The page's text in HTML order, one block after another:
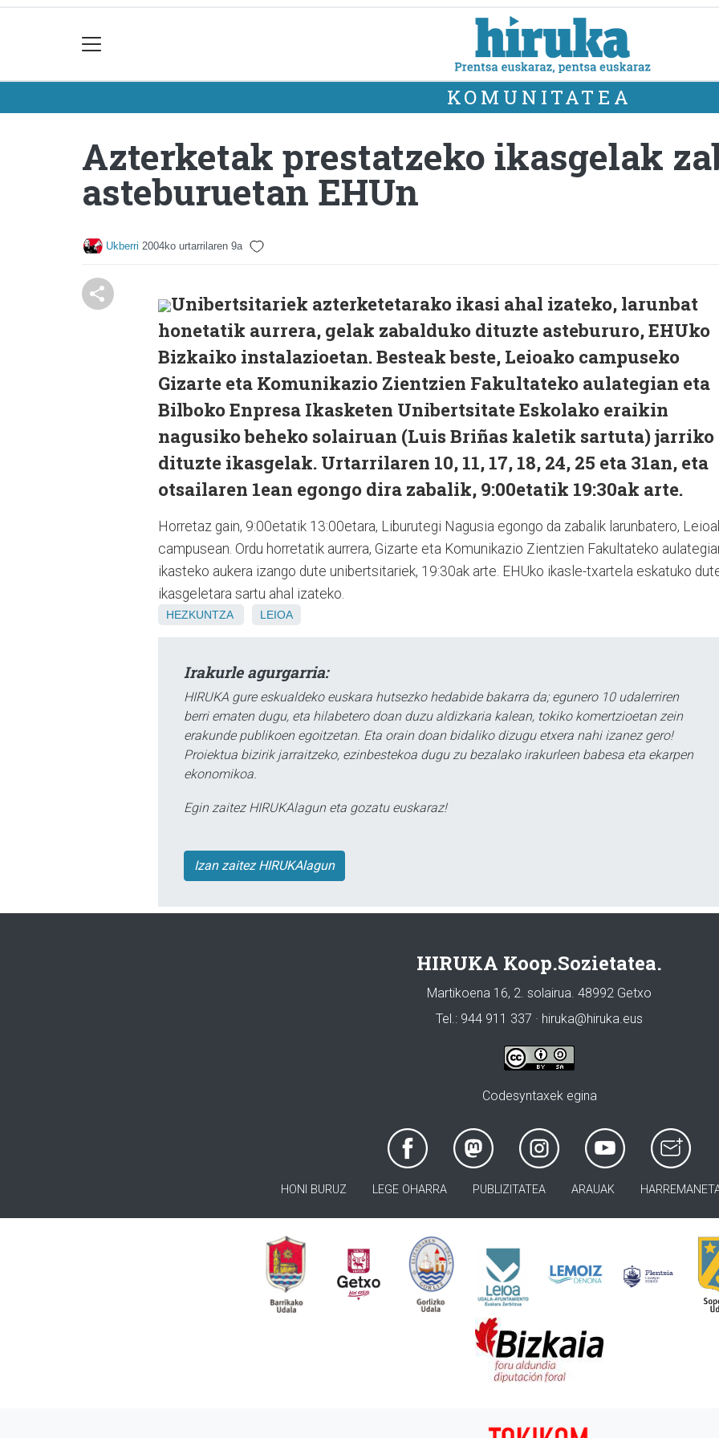
KOMUNITATEA
Azterketak prestatzeko ikasgelak
asteburuetan EHUn
Ukberri 2004ko urtarrilaren 9a
Unibertsitariek azterketetarako ikasi ahal izateko, larunbat
honetatik aurrera, gelak zabalduko dituzte astebururo, EHUko
Bizkaiko instalazioetan. Besteak beste, Leioako campuseko
Gizarte eta Komunikazio Zientzien Fakultateko aulategian eta
Bilboko Enpresa Ikasketen Unibertsitate Eskolako eraikin
nagusiko beheko solairuan (Luis Briñas kaletik sartuta) jarriko
dituzte ikasgelak. Urtarrilaren 10, 11, 17, 18, 24, 25 eta 31an, eta
otsailaren 1ean egongo dira zabalik, 9:00etatik 19:30ak arte.
Horretaz gain, 9:00etatik 13:00etara, Liburutegi Nagusia egongo da zabalik larunbatero,
campusean. Ordu horretatik aurrera, Gizarte eta Komunikazio Zientzien Fakultateko
ikasteko aukera izango dute unibertsitariek, 19:30ak arte. EHUko ikasle-txartela eskatuko
ikasgeletara sartu ahal izateko.
HEZKUNTZA LEIOA
Irakurle agurgarria:
HIRUKA gure eskualdeko euskara hutsezko hedabide bakarra da; egunero 10 udalerriren
berri ematen dugu, eta hilabetero doan duzu aldizkaria kalean, tokiko komertzioetan zein
erakunde publikoen egoitzetan. Eta orain doan bidaliko dizugu etxera nahi izanez gero!
Proiektua bizirik jarraitzeko, ezinbestekoa dugu zu bezalako irakurleen babesa eta ekarpen
ekonomikoa.
Egin zaitez HIRUKAlagun eta gozatu euskaraz!
Izan zaitez HIRUKAlagun
HIRUKA Koop.Sozietatea.
Martikoena 16, 2. solairua. 48992 Getxo
Tel.: 944 911 337 · hiruka@hiruka.eus
Codesyntaxek egina
HONI BURUZ LEGE OHARRA PUBLIZITATEA ARAUAK